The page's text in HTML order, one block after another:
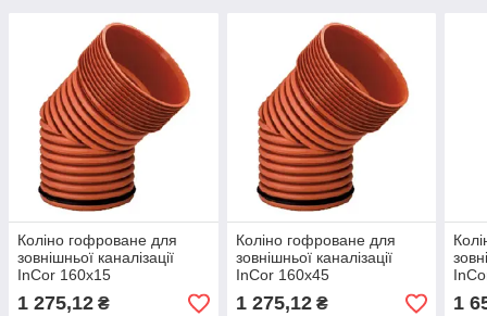
Коліно гофроване для
зовнішньої каналізації
InCor 160х15
1 275,12 ₴
Коліно гофроване для
зовнішньої каналізації
InCor 160х45
1 275,12₴ 1